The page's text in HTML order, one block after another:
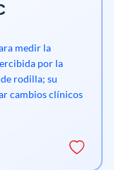
medir la
por la
rodilla; su
cambios clínicos